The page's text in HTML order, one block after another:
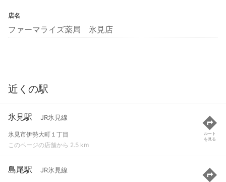
店名
ファーマライズ薬局 氷見店
近くの駅
氷見駅 JR氷見線
氷見市伊勢大町１丁目
このページの店舗から 2.5 km
ルート
を見る
島尾駅 JR氷見線